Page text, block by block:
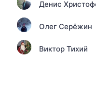
Денис
Олег Серёжин
Виктор Тихий